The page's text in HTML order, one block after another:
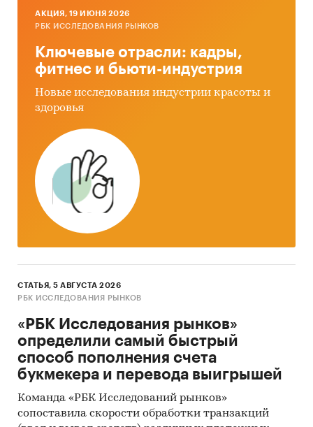
AКЦИЯ, 19 ИЮНЯ 2026
РБК ИССЛЕДОВАНИЯ РЫНКОВ
Ключевые отрасли: кадры,
фитнес и бьюти-индустрия
Новые исследования индустрии красоты и
здоровья
СТАТЬЯ, 5 АВГУСТА 2026
РБК ИССЛЕДОВАНИЯ РЫНКОВ
«РБК Исследования рынков»
определили самый быстрый
способ пополнения счета
букмекера и перевода выигрышей
Команда «РБК Исследований рынков»
сопоставила скорости обработки транзакций